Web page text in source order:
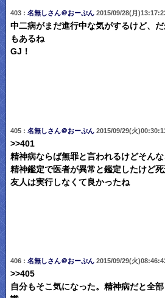
403 : 名無しさん＠おーぷん2015/09/28(月
中二病がまだ進行中な気がするけど、
もあるね
GJ！
405 : 名無しさん＠おーぷん2015/09/29(火
>>401
精神病ならば無罪と言われるけどそん
精神鑑定で医者が異常と鑑定したけど
友人は実行しなくて良かったね
406 : 名無しさん＠おーぷん2015/09/29(火
>>405
自分もそこ気になった。精神病だと全